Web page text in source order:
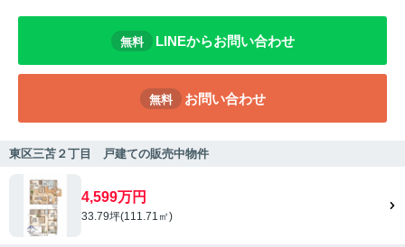
無料 LINEからお問い合わせ
無料 お問い合わせ
東区三苫２丁目 戸建ての販売中物件
4,599万円
33.79坪(111.71㎡)